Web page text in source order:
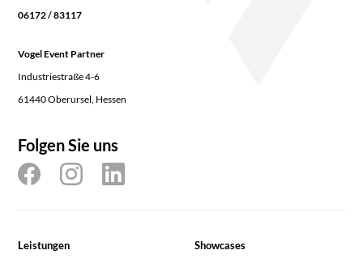
06172 / 83117
Vogel Event Partner
Industriestraße 4-6
61440 Oberursel, Hessen
Folgen Sie uns
Leistungen Showcases